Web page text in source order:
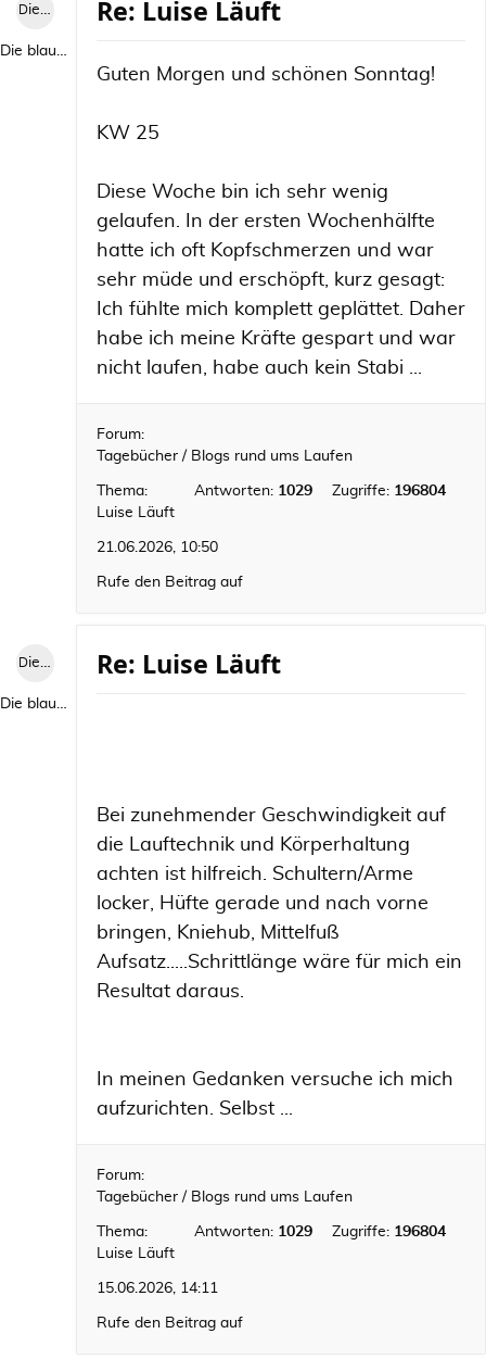
Die blaue Luise
Die blaue Luise
Re: Luise Läuft
Guten Morgen und schönen Sonntag!
KW 25
Diese Woche bin ich sehr wenig
gelaufen. In der ersten Wochenhälfte
hatte ich oft Kopfschmerzen und war
sehr müde und erschöpft, kurz gesagt:
Ich fühlte mich komplett geplättet. Daher
habe ich meine Kräfte gespart und war
nicht laufen, habe auch kein Stabi ...
Forum:
Tagebücher / Blogs rund ums Laufen
Thema:
Luise Läuft
Antworten: 1029 Zugriffe: 196804
21.06.2026, 10:50
Rufe den Beitrag auf
Die blaue Luise
Die blaue Luise
Re: Luise Läuft
Bei zunehmender Geschwindigkeit auf
die Lauftechnik und Körperhaltung
achten ist hilfreich. Schultern/Arme
locker, Hüfte gerade und nach vorne
bringen, Kniehub, Mittelfuß
Aufsatz.....Schrittlänge wäre für mich ein
Resultat daraus.
In meinen Gedanken versuche ich mich
aufzurichten. Selbst ...
Forum:
Tagebücher / Blogs rund ums Laufen
Thema:
Luise Läuft
Antworten: 1029 Zugriffe: 196804
15.06.2026, 14:11
Rufe den Beitrag auf